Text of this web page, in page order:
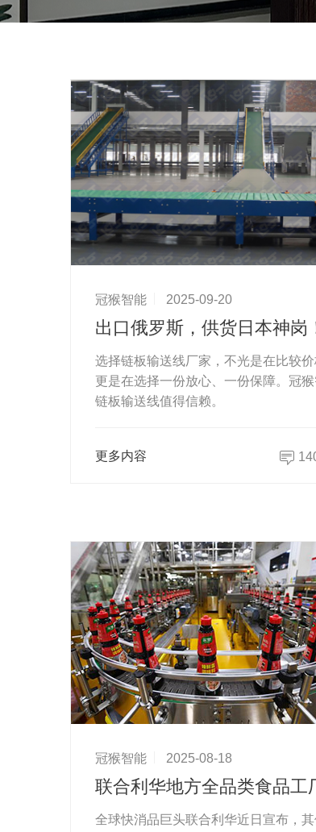
冠猴智能 2025-09-20
选择链板输送线厂家，不光是在比较价
更是在选择一份放心、一份保障。冠
链板输送线值得信赖。
更多内容
冠猴智能 2025-08-18
全球快消品巨头联合利华近日宣布，